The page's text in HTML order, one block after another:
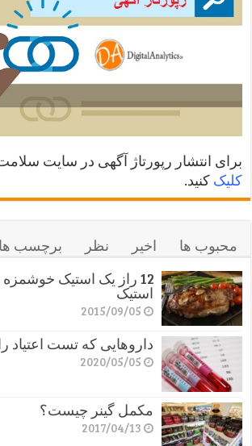
برای انتشار رپورتاژ آگهی در سایت
کلیک کنید.
محبوب ها اخیر نظر
برچسب ها
12 راز یک استیک
استیک
2015/09/05
داروهایی که تست اعتیاد
2020/05/05
مکمل گینر چیست؟
2017/04/13